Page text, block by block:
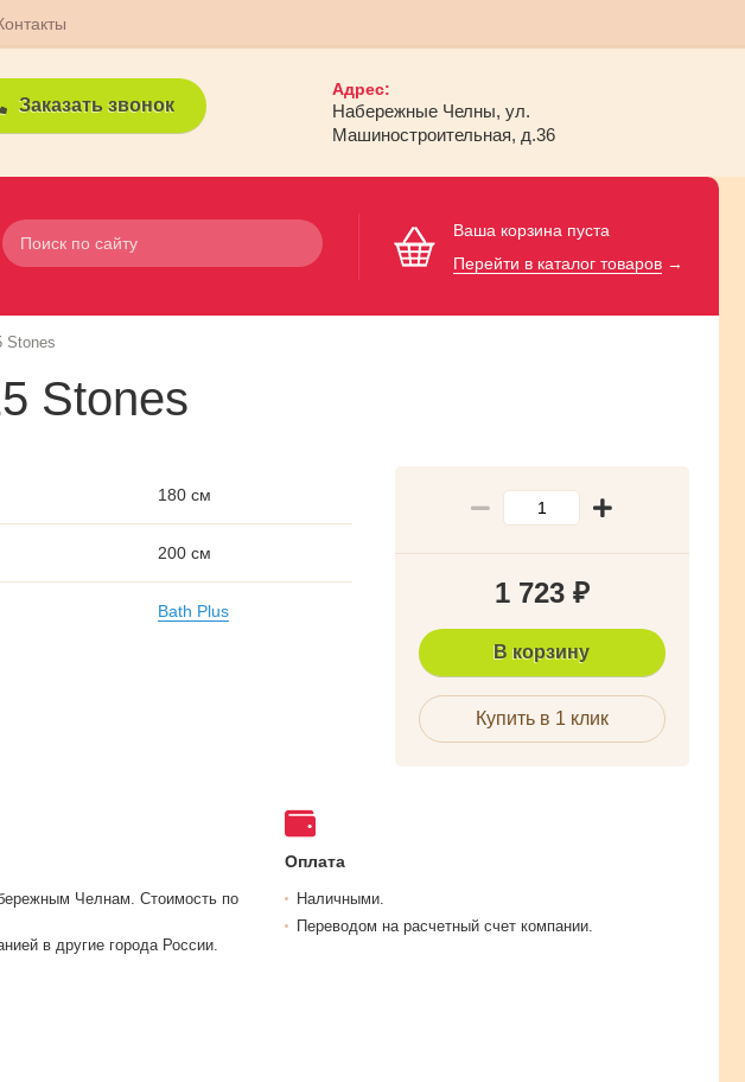
Заказать звонок
Адрес:
Набережные Челны, ул.
Машиностроительная, д.36
Ваша корзина пуста
Перейти в каталог товаров →
Stones
Stones
1 723₽
В корзину
Купить в 1 клик
180 см
200 см
Bath Plus
Челнам. Стоимость по
в другие города России.
Оплата
Наличными.
Переводом на расчетный счет компании.